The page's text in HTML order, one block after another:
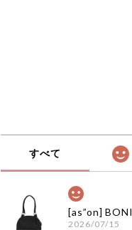
すべて
2026/07/15